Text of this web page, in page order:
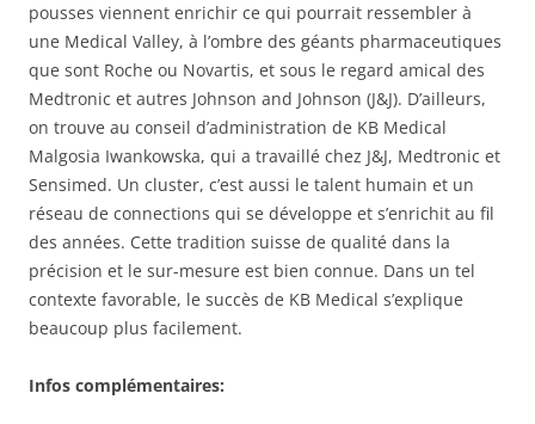
pousses viennent enrichir ce qui pourrait ressembler à
une Medical Valley, à l’ombre des géants pharmaceutiques
que sont Roche ou Novartis, et sous le regard amical des
Medtronic et autres Johnson and Johnson (J&J). D’ailleurs,
on trouve au conseil d’administration de KB Medical
Malgosia Iwankowska, qui a travaillé chez J&J, Medtronic et
Sensimed. Un cluster, c’est aussi le talent humain et un
réseau de connections qui se développe et s’enrichit au fil
des années. Cette tradition suisse de qualité dans la
précision et le sur-mesure est bien connue. Dans un tel
contexte favorable, le succès de KB Medical s’explique
beaucoup plus facilement.
Infos complémentaires: